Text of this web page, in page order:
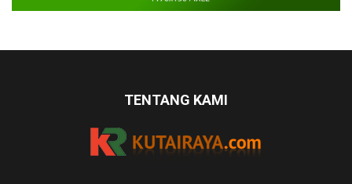
TENTANG KAMI